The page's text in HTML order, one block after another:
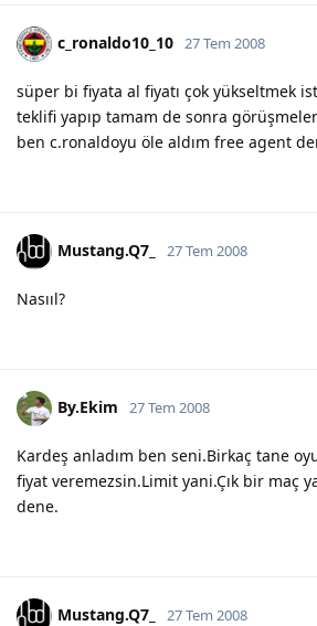
c_ronaldo10_10 27 Tem 2008
süper bi fiyata al fiyatı çok yükseltmek
teklifi yapıp tamam de sonra
ben c.ronaldoyu öle aldım free agent
Mustang.Q7_ 27 Tem 2008
Nasııl?
By.Ekim 27 Tem 2008
Kardeş anladım ben seni.Birkaç tane
fiyat veremezsin.Limit yani.Çık bir maç
dene.
Mustang.Q7_ 27 Tem 2008